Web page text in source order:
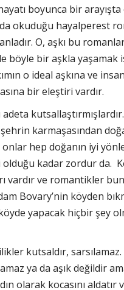
boyunca bir arayışta
okuduğu hayalperest
O, aşkı bu
böyle bir aşkla yaşamak
o ideal aşkına ve
bir eleştiri vardır.
kutsallaştırmışlardır.
karmaşasından
hep doğanın iyi
olduğu kadar zordur da.
vardır ve romantikler
Bovary’nin köyden
yapacak hiçbir şey
kutsaldır,
ya da aşık değildir
olarak kocasını aldatır